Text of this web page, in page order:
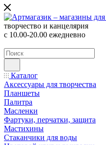
творчество и канцелярия
с 10.00-20.00 ежедневно
Каталог
Аксессуары для творчества
Планшеты
Палитра
Масленки
Фартуки, перчатки, защита
Мастихины
Стаканчики для воды